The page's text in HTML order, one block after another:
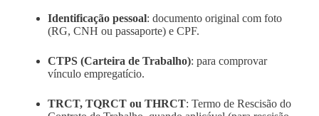
Identificação pessoal: documento original com foto
(RG, CNH ou passaporte) e CPF.
CTPS (Carteira de Trabalho): para comprovar
vínculo empregatício.
TRCT, TQRCT ou THRCT: Termo de Rescisão do